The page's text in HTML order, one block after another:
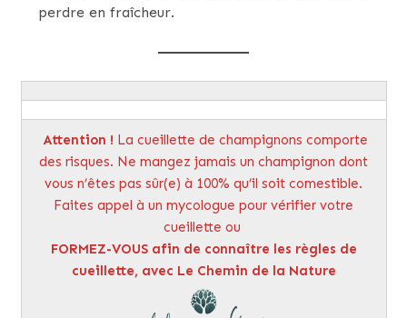
perdre en fraîcheur.
Attention ! La cueillette de champignons comporte
des risques. Ne mangez jamais un champignon dont
vous n’êtes pas sûr(e) à 100% qu’il soit comestible.
Faites appel à un mycologue pour vérifier votre
cueillette ou
FORMEZ-VOUS afin de connaître les règles de
cueillette, avec Le Chemin de la Nature